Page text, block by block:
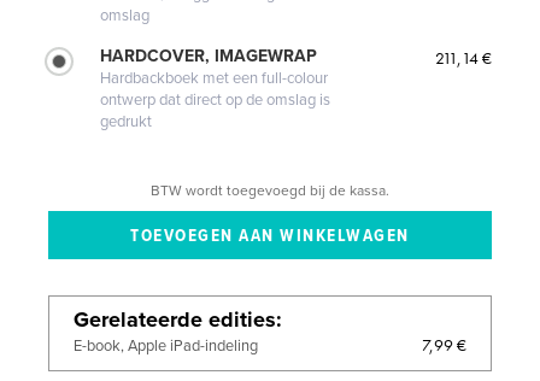
omslag
HARDCOVER, IMAGEWRAP
Hardbackboek met een full-colour
ontwerp dat direct op de omslag is
gedrukt
211,14 €
BTW wordt toegevoegd bij de kassa.
Gerelateerde edities
E-book, Apple iPad-indeling 7,99 €